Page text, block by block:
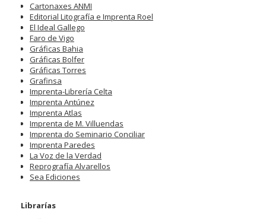
Cartonaxes ANMI
Editorial Litografía e Imprenta Roel
El Ideal Gallego
Faro de Vigo
Gráficas Bahia
Gráficas Bolfer
Gráficas Torres
Grafinsa
Imprenta-Librería Celta
Imprenta Antúnez
Imprenta Atlas
Imprenta de M. Villuendas
Imprenta do Seminario Conciliar
Imprenta Paredes
La Voz de la Verdad
Reprografía Alvarellos
Sea Ediciones
Librarías